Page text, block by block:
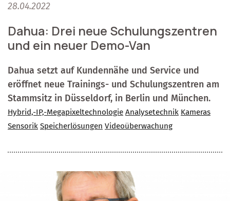
28.04.2022
Dahua: Drei neue Schulungszentren
und ein neuer Demo-Van
Dahua setzt auf Kundennähe und Service und
eröffnet neue Trainings- und Schulungszentren am
Stammsitz in Düsseldorf, in Berlin und München.
Hybrid,-IP,-Megapixeltechnologie Analysetechnik Kameras
Sensorik Speicherlösungen Videoüberwachung